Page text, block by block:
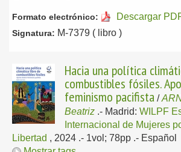
Formato electrónico: Descargar
Signatura: M-7379 ( libro )
Hacia una política
combustibles fósiles.
feminismo pacifista /
Beatriz .- Madrid: WILPF
Internacional de Mujeres
Libertad , 2024 .- 1vol; 78pp .- Español